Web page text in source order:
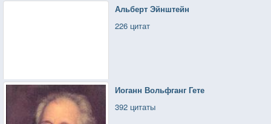
Альберт Эйнштейн
226 цитат
Иоганн Вольфганг Гете
392 цитаты